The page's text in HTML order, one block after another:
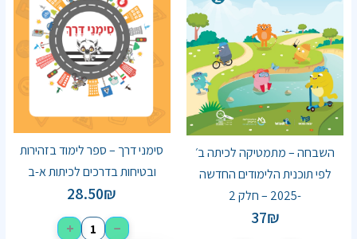
השבחה – מתמטיקה לכיתה ב׳
לפי תוכנית הלימודים החדשה
-2025 – חלק 2
37₪
סימני דרך – ספר לימוד בזהירות
ובטיחות בדרכים לכיתות א-ב
28.50₪
−
+